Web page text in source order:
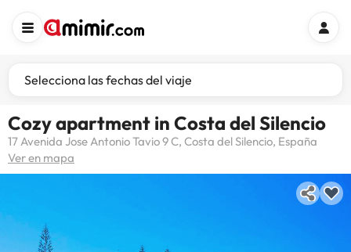
Selecciona las fechas del viaje
Cozy apartment in Costa del Silencio
17 Avenida Jose Antonio Tavio 9 C, Costa del Silencio, España
Ver en mapa